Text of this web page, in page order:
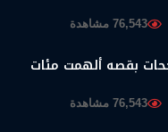
76,543 مشاهدة
بقصه ألهمت مئات
76,543 مشاهدة